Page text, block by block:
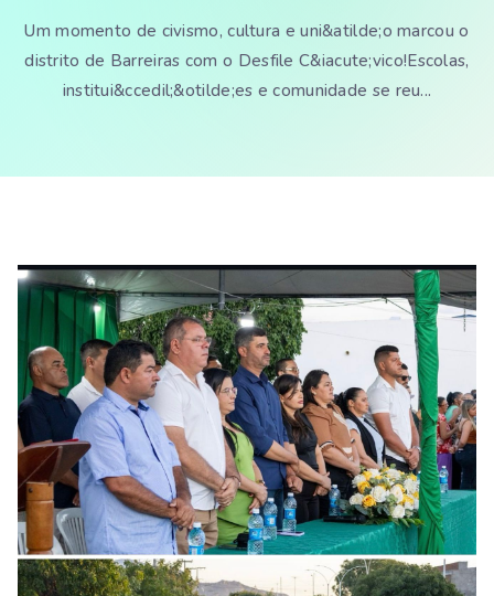
Um momento de civismo, cultura e uni&atilde;o marcou o
distrito de Barreiras com o Desfile C&iacute;vico!Escolas,
institui&ccedil;&otilde;es e comunidade se reu...